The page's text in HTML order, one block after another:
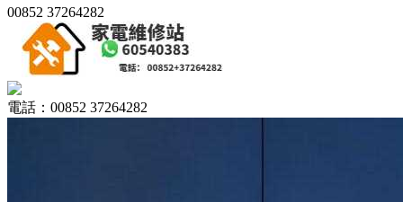
00852 37264282
電話：00852 37264282